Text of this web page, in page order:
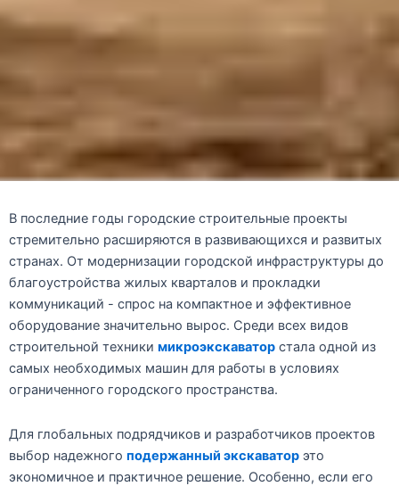
В последние годы городские строительные проекты
стремительно расширяются в развивающихся и развитых
странах. От модернизации городской инфраструктуры до
благоустройства жилых кварталов и прокладки
коммуникаций - спрос на компактное и эффективное
оборудование значительно вырос. Среди всех видов
строительной техники микроэкскаватор стала одной из
самых необходимых машин для работы в условиях
ограниченного городского пространства.
Для глобальных подрядчиков и разработчиков проектов
выбор надежного подержанный экскаватор это
экономичное и практичное решение. Особенно, если его